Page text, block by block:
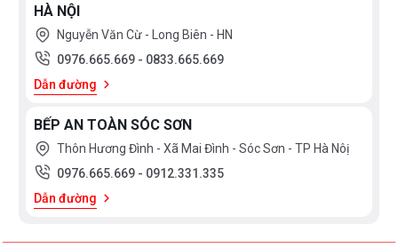
HÀ NỘI
Nguyễn Văn Cừ - Long Biên - HN
0976.665.669 - 0833.665.669
Dẫn đường
BẾP AN TOÀN SÓC SƠN
Thôn Hương Đình - Xã Mai Đình - Sóc Sơn - TP Hà Nôị
0976.665.669 - 0912.331.335
Dẫn đường